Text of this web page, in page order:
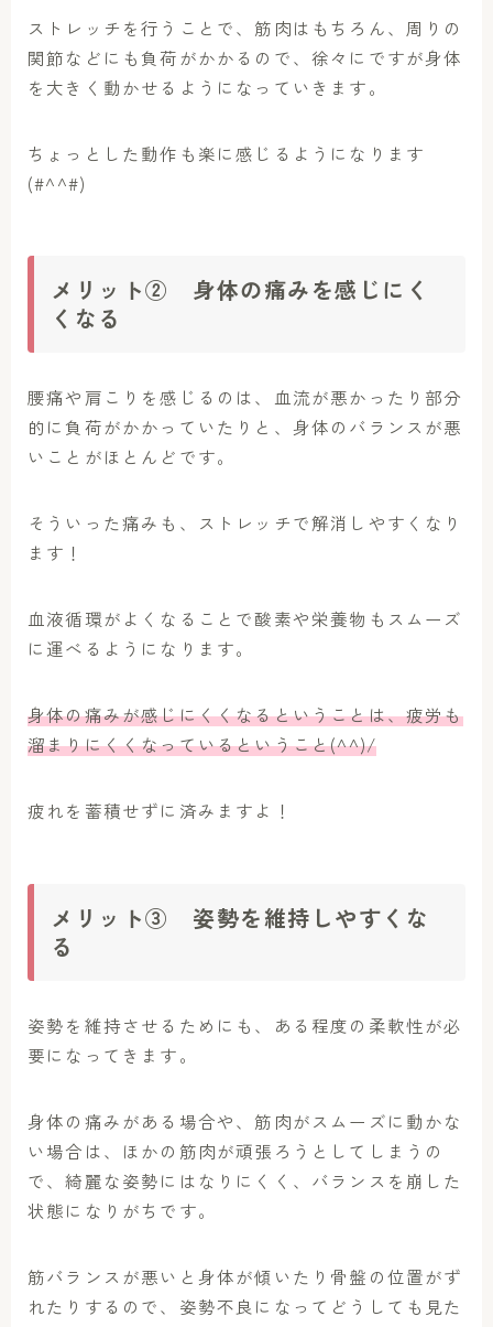
ストレッチを行うことで、筋肉はもちろん、周りの
関節などにも負荷がかかるので、徐々にですが身体
を大きく動かせるようになっていきます。
ちょっとした動作も楽に感じるようになります
(#^^#)
メリット② 身体の痛みを感じにく
くなる
腰痛や肩こりを感じるのは、血流が悪かったり部分
的に負荷がかかっていたりと、身体のバランスが悪
いことがほとんどです。
そういった痛みも、ストレッチで解消しやすくなり
ます！
血液循環がよくなることで酸素や栄養物もスムーズ
に運べるようになります。
身体の痛みが感じにくくなるということは、疲労も
溜まりにくくなっているということ(^^)/
疲れを蓄積せずに済みますよ！
メリット③ 姿勢を維持しやすくな
る
姿勢を維持させるためにも、ある程度の柔軟性が必
要になってきます。
身体の痛みがある場合や、筋肉がスムーズに動かな
い場合は、ほかの筋肉が頑張ろうとしてしまうの
で、綺麗な姿勢にはなりにくく、バランスを崩した
状態になりがちです。
筋バランスが悪いと身体が傾いたり骨盤の位置がず
れたりするので、姿勢不良になってどうしても見た